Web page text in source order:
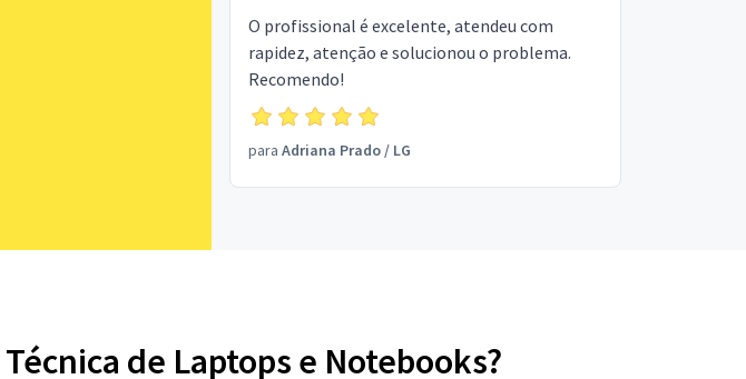
O profissional é excelente, atendeu com
rapidez, atenção e solucionou o problema.
Recomendo!
para Adriana Prado/ LG
de Laptops e Notebooks?